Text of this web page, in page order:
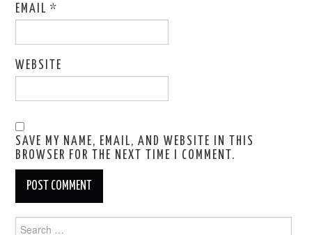
EMAIL*
WEBSITE
SAVE MY NAME, EMAIL, AND WEBSITE IN THIS
BROWSER FOR THE NEXT TIME I COMMENT.